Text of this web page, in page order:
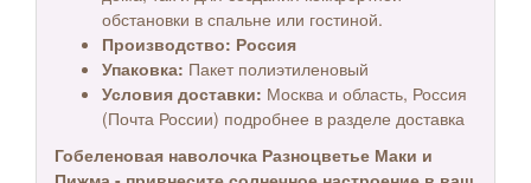
обстановки в спальне или гостиной.
Производство: Россия
Упаковка: Пакет полиэтиленовый
Условия доставки: Москва и область, Россия
(Почта России) подробнее в разделе доставка
Гобеленовая наволочка Разноцветье Маки и